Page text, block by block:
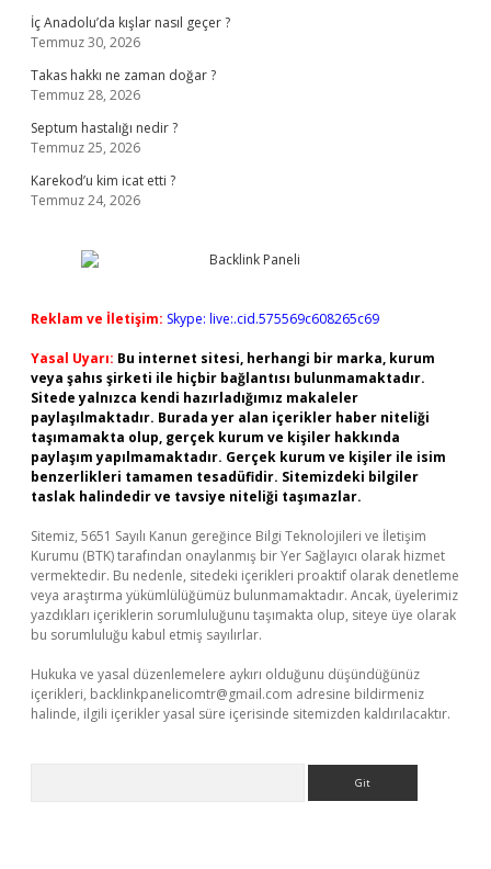
İç Anadolu’da kışlar nasıl geçer ?
Temmuz 30, 2026
Takas hakkı ne zaman doğar ?
Temmuz 28, 2026
Septum hastalığı nedir ?
Temmuz 25, 2026
Karekod’u kim icat etti ?
Temmuz 24, 2026
Reklam ve İletişim: Skype: live:.cid.575569c608265c69
Yasal Uyarı: Bu internet sitesi, herhangi bir marka, kurum
veya şahıs şirketi ile hiçbir bağlantısı bulunmamaktadır.
Sitede yalnızca kendi hazırladığımız makaleler
paylaşılmaktadır. Burada yer alan içerikler haber niteliği
taşımamakta olup, gerçek kurum ve kişiler hakkında
paylaşım yapılmamaktadır. Gerçek kurum ve kişiler ile isim
benzerlikleri tamamen tesadüfidir. Sitemizdeki bilgiler
taslak halindedir ve tavsiye niteliği taşımazlar.
Sitemiz, 5651 Sayılı Kanun gereğince Bilgi Teknolojileri ve İletişim
Kurumu (BTK) tarafından onaylanmış bir Yer Sağlayıcı olarak hizmet
vermektedir. Bu nedenle, sitedeki içerikleri proaktif olarak denetleme
veya araştırma yükümlülüğümüz bulunmamaktadır. Ancak, üyelerimiz
yazdıkları içeriklerin sorumluluğunu taşımakta olup, siteye üye olarak
bu sorumluluğu kabul etmiş sayılırlar.
Hukuka ve yasal düzenlemelere aykırı olduğunu düşündüğünüz
içerikleri, backlinkpanelicomtr@gmail.com adresine bildirmeniz
halinde, ilgili içerikler yasal süre içerisinde sitemizden kaldırılacaktır.